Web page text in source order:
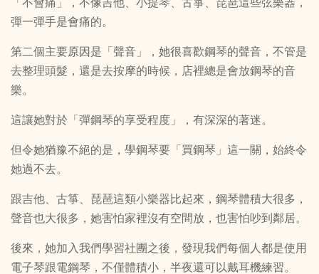
「不會痛」，不像吉他、小提琴、古箏、琵琶這些弦樂器，
彈一彈手是會痛的。
第二個主要原因是「聲音」，她很喜歡鋼琴的聲音，不管是
去整理頭髮，還是去按摩的時候，店裡總是會放鋼琴的音
樂。
這讓她對於「彈鋼琴的享受程度」，有深深的著迷。
但令她猶豫不絕的是，學鋼琴要「買鋼琴」這一關，始終令
她過不去。
跟吉他、古箏、琵琶這類小樂器比起來，鋼琴體積大很多，
聲音也大很多，她害怕家裡沒有空間放，也害怕吵到鄰居。
後來，她加入我們學習社團之後，發現我們每個人都是使用
電子琴跟電鋼琴，不僅體積小，半夜還可以戴耳機練習。